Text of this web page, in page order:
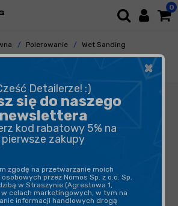
0
Polerowanie
Wet Sanding
Papiery
×
Detailerze! :)
się do naszego
newslettera
kod rabatowy 5% na
pierwsze zakupy
zgodę na przetwarzanie moich
przez Nomos Sp. z o.o. Sp.
w Straszynie (Agrestowa 1,
w celach marketingowych, w tym na
informacji handlowych drogą